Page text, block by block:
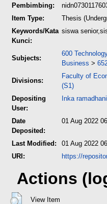
Pembimbing:
Item Type:
Thesis
Keywords/Kata
Kunci:
siswa
Subjects:
600
Business >
Divisions:
Faculty of
(S1)
Depositing
User:
Inka
Date
Deposited:
01 Aug 2022
Last Modified:
01 Aug 2022
URI:
https://
Actions
View Item